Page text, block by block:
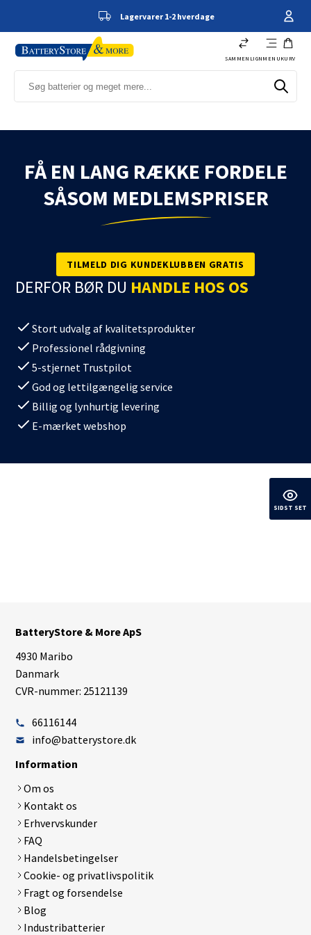
Lagervarer 1-2 hverdage
SAMMENLIGN MENU KURV
FÅ EN LANG RÆKKE FORDELE
SÅSOM MEDLEMSPRISER
TILMELD DIG KUNDEKLUBBEN GRATIS
DERFOR BØR DU HANDLE HOS OS
Stort udvalg af kvalitetsprodukter
Professionel rådgivning
5-stjernet Trustpilot
God og lettilgængelig service
Billig og lynhurtig levering
E-mærket webshop
BatteryStore & More ApS
4930 Maribo
Danmark
CVR-nummer: 25121139
66116144
info@batterystore.dk
Information
Om os
Kontakt os
Erhvervskunder
FAQ
Handelsbetingelser
Cookie- og privatlivspolitik
Fragt og forsendelse
Blog
Industribatterier
SIDST SET